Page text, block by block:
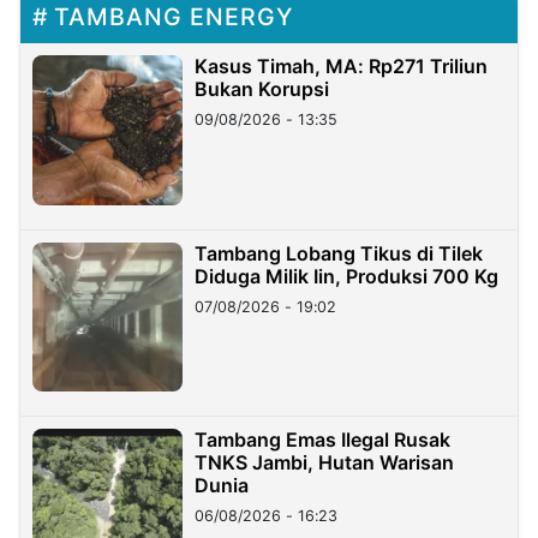
TAMBANG ENERGY
Kasus Timah, MA: Rp271 Triliun
Bukan Korupsi
09/08/2026 - 13:35
Tambang Lobang Tikus di Tilek
Diduga Milik Iin, Produksi 700 Kg
07/08/2026 - 19:02
Tambang Emas Ilegal Rusak
TNKS Jambi, Hutan Warisan
Dunia
06/08/2026 - 16:23